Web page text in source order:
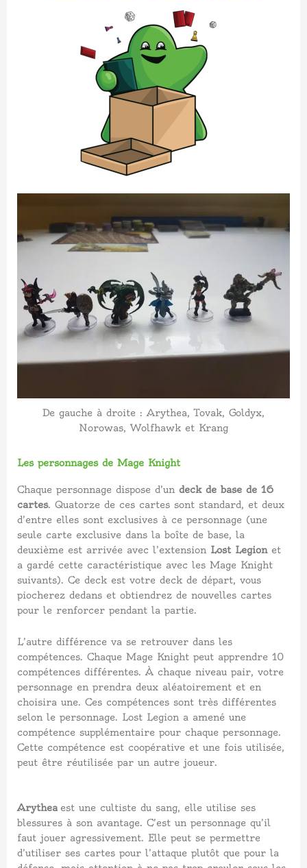
De gauche à droite : Arythea, Tovak, Goldyx,
Norowas, Wolfhawk et Krang
Les personnages de Mage Knight
Chaque personnage dispose d’un deck de base de 16
cartes. Quatorze de ces cartes sont standard, et deux
d’entre elles sont exclusives à ce personnage (une
seule carte exclusive dans la boîte de base, la
deuxième est arrivée avec l’extension Lost Legionet
a gardé cette caractéristique avec les Mage Knight
suivants). Ce deck est votre deck de départ, vous
piocherez dedans et obtiendrez de nouvelles cartes
pour le renforcer pendant la partie.
L’autre différence va se retrouver dans les
compétences. Chaque Mage Knight peut apprendre 10
compétences différentes. À chaque niveau pair, votre
personnage en prendra deux aléatoirement et en
choisira une. Ces compétences sont très différentes
selon le personnage. Lost Legion a amené une
compétence supplémentaire pour chaque personnage.
Cette compétence est coopérative et une fois utilisée,
peut être réutilisée par un autre joueur.
Arythea est une cultiste du sang, elle utilise ses
blessures à son avantage. C’est un personnage qu’il
faut jouer agressivement. Elle peut se permettre
d’utiliser ses cartes pour l’attaque plutôt que pour la